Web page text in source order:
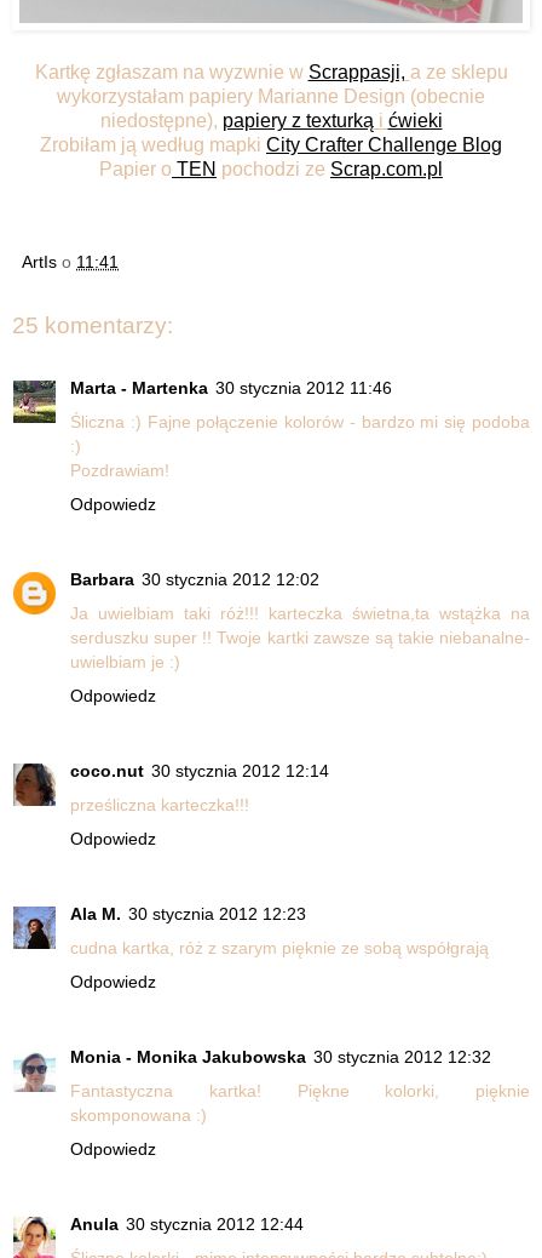
Kartkę zgłaszam na wyzwnie w Scrappasji, a ze sklepu
wykorzystałam papiery Marianne Design (obecnie
niedostępne), papiery z texturką i ćwieki
Zrobiłam ją według mapki City Crafter Challenge Blog
Papier o TEN pochodzi ze Scrap.com.pl
ArtIs o 11:41
25 komentarzy:
Marta - Martenka 30 stycznia 2012 11:46
Śliczna :) Fajne połączenie kolorów - bardzo mi się podoba
:)
Pozdrawiam!
Odpowiedz
Barbara 30 stycznia 2012 12:02
Ja uwielbiam taki róż!!! karteczka świetna,ta wstążka na
serduszku super !! Twoje kartki zawsze są takie niebanalne-
uwielbiam je :)
Odpowiedz
coco.nut 30 stycznia 2012 12:14
prześliczna karteczka!!!
Odpowiedz
Ala M. 30 stycznia 2012 12:23
cudna kartka, róż z szarym pięknie ze sobą współgrają
Odpowiedz
Monia - Monika Jakubowska 30 stycznia 2012 12:32
Fantastyczna kartka! Piękne kolorki, pięknie
skomponowana :)
Odpowiedz
Anula 30 stycznia 2012 12:44